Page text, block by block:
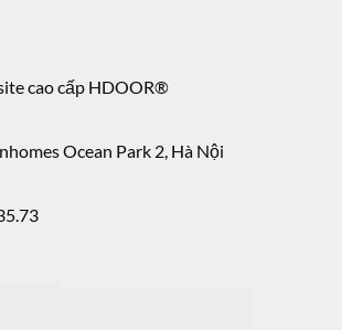
cao cấp HDOOR®
Ocean Park 2, Hà Nội